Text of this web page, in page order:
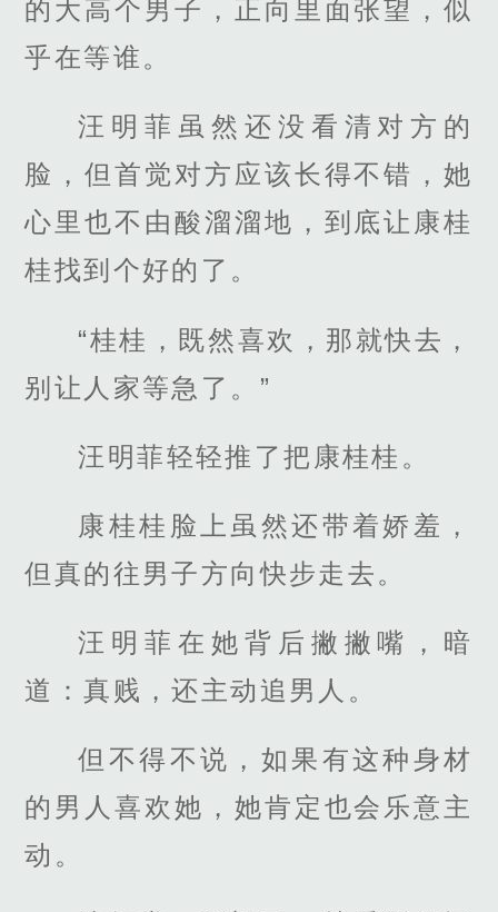
的大高个男子，正向里面张望，似
乎在等谁。
汪明菲虽然还没看清对方的
脸，但首觉对方应该长得不错，她
心里也不由酸溜溜地，到底让康桂
桂找到个好的了。
“桂桂，既然喜欢，那就快去，
别让人家等急了。”
汪明菲轻轻推了把康桂桂。
康桂桂脸上虽然还带着娇羞，
但真的往男子方向快步走去。
汪明菲在她背后撇撇嘴，暗
道：真贱，还主动追男人。
但不得不说，如果有这种身材
的男人喜欢她，她肯定也会乐意主
动。